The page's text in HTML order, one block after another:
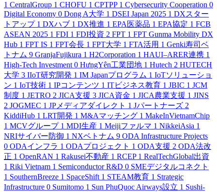
1 CentralGroup 1 CHOFU 1 CPTPP 1 Cybersecurity Cooperation 0
Digital Economy 0 Dong A大学 1 DSEI Japan 2025 1 DXスター
トアップ 1 DXハブ 1 DX推進 1 EPA医薬品 1 EPA協定 1 FCB
ASEAN 2025 1 FDI 1 FDI投資 2 FPT 1 FPT Gunma Mobility DX
Hub 1 FPT IS 1 FPT会長 1 FPT大学 1 FTA活用 1 Genki寿司ベ
トナム 9 GranjaFujikura 1 H2Corporation 1 HAUI–ARER連携 1
High-Tech Investment 0 HưngYên工業団地 1 Hutech 2 HUTECH
大学 3 IIoT研究開発 1 IM Japanプログラム 1 IoTソリューショ
ン 1 IoT技術 1 IPコンテンツ 1 ITビジネス教育 1 JBIC 1 JCM
制度 1 JETRO 2 JICA支援 3 JICA資金 1 JICA農業支援 1 JINS
2 JOGMEC 1 JPメディアダイレクト 1 Jパートナーズ 2
KiddiHub 1 LRT開発 1 M&Aマッチング 1 MakeInVietnamChip
1 MCVグループ 1 MDI生産 1 Meijiファルマ 1 NikkeiAsia 1
NRIサイバー防御 1 NXベトナム 9 ODA Infrastructure Projects
0 ODAインフラ 1 ODAプロジェクト 1 ODA支援 2 ODA法改
正 1 OpenRAN 1 Rakusei不動産 1 RCEP 1 RealTechGlobal出資
1 Riki Vietnam 1 Semiconductor R&D 0 SMEデジタルコネクト
1 SouthernBreeze 1 SpaceShift 1 STEAM教育 1 Strategic
Infrastructure 0 Sumitomo 1 Sun PhuQuoc Airways設立 1 Sushi-